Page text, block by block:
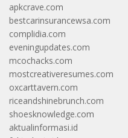
apkcrave.com
bestcarinsurancewsa.com
complidia.com
eveningupdates.com
mcochacks.com
mostcreativeresumes.com
oxcarttavern.com
riceandshinebrunch.com
shoesknowledge.com
aktualinformasi.id